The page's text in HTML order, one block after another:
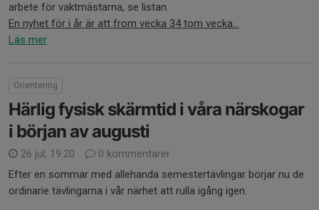
arbete för vaktmästarna, se listan.
En nyhet för i år är att from vecka 34 tom vecka...
Läs mer
Orientering
Härlig fysisk skärmtid i våra närskogar
i början av augusti
26 jul, 19:20
0 kommentarer
Efter en sommar med allehanda semestertävlingar börjar nu de
ordinarie tävlingarna i vår närhet att rulla igång igen.